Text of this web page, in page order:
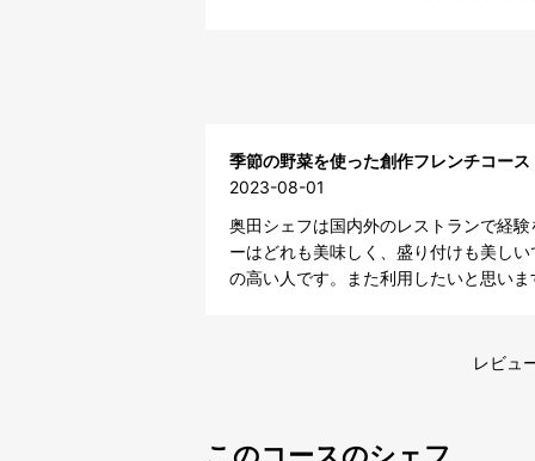
季節の野菜を使った創作フレンチコース
2023-08-01
奥田シェフは国内外のレストランで経
ーはどれも美味しく、盛り付けも美し
の高い人です。また利用したいと思いま
レビュ
このコースのシェフ